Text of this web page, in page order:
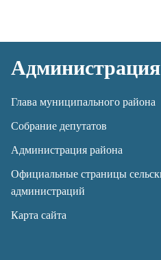
Администрация
Глава муниципального района
Собрание депутатов
Администрация района
Официальные страницы
администраций
Карта сайта